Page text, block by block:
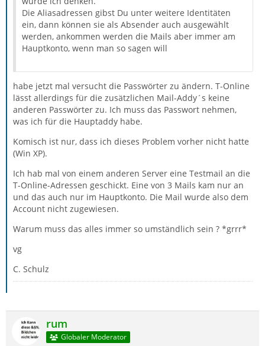
Die Aliasadressen gibst Du unter weitere Identitäten
ein, dann können sie als Absender auch ausgewählt
werden, ankommen werden die Mails aber immer am
Hauptkonto, wenn man so sagen will
habe jetzt mal versucht die Passwörter zu ändern. T-Online
lässt allerdings für die zusätzlichen Mail-Addy´s keine
anderen Passwörter zu. Ich muss das Passwort nehmen,
was ich für die Hauptaddy habe.
Komisch ist nur, dass ich dieses Problem vorher nicht hatte
(Win XP).
Ich hab mal von einem anderen Server eine Testmail an die
T-Online-Adressen geschickt. Eine von 3 Mails kam nur an
und das auch nur im Hauptkonto. Die Mail wurde also dem
Account nicht zugewiesen.
Warum muss das alles immer so umständlich sein ? *grrr*
vg
C. Schulz
rum
Globaler Moderator